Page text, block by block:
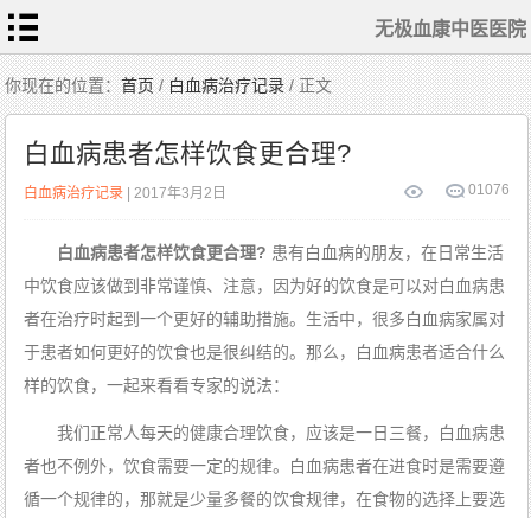
无极血康中医医院
首
页
医
生
随
笔
疾
病
动
态
白
血
病
治
疗
ITP
疗
再
障
治
疗
MDS
治疗
血
康
动
态
你现在的位置：首页/白血病治疗记录/ 正文
白血病患者怎样饮食更合理?
1076
0
白血病治疗记录 | 2017年3月2日
白血病患者怎样饮食更合理? 患有白血病的朋友，在日常生活
中饮食应该做到非常谨慎、注意，因为好的饮食是可以对白血病患
者在治疗时起到一个更好的辅助措施。生活中，很多白血病家属对
于患者如何更好的饮食也是很纠结的。那么，白血病患者适合什么
样的饮食，一起来看看专家的说法：
我们正常人每天的健康合理饮食，应该是一日三餐，白血病患
者也不例外，饮食需要一定的规律。白血病患者在进食时是需要遵
循一个规律的，那就是少量多餐的饮食规律，在食物的选择上要选